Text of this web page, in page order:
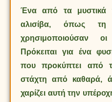
Ένα από τα μυστικά
αλισίβα, όπως
χρησιμοποιούσαν
Πρόκειται για ένα
που προκύπτει από
στάχτη από καθαρά,
χαρίζει αυτή την